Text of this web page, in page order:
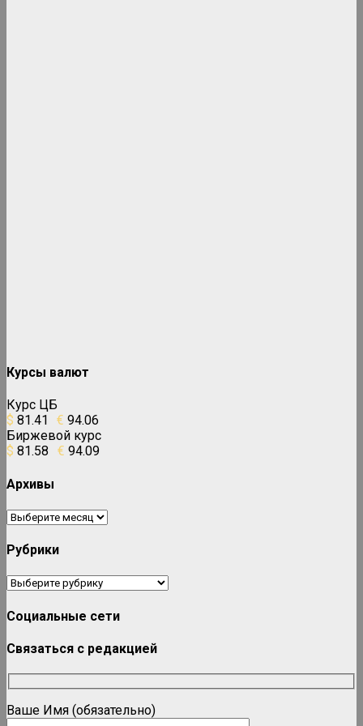
Курсы валют
Курс ЦБ
$ 81.41 € 94.06
Биржевой курс
$ 81.58 € 94.09
Архивы
Архивы
Рубрики
Рубрики
Социальные сети
Связаться с редакцией
Ваше Имя (обязательно)